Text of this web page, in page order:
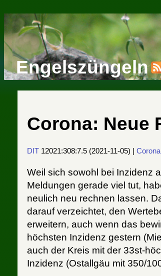
Engelszüngeln
Corona: Neue
DIT 12021:308:7.5 (2021-11-05) |Corona
Weil sich sowohl bei Inzidenz
Meldungen gerade viel tut,
neulich neu rechnen lassen.
darauf verzeichtet, den
erweitern, auch wenn das
höchsten Inzidenz gestern
auch der Kreis mit der 33st-
Inzidenz (Ostallgäu mit 350/